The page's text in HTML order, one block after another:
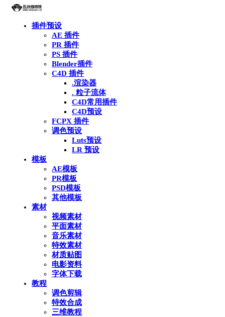
插件预设
AE 插件
PR 插件
PS 插件
Blender插件
C4D 插件
.渲染器
. 粒子流体
C4D常用插件
C4D预设
FCPX 插件
调色预设
Luts预设
LR 预设
模板
AE模板
PR模板
PSD模板
其他模板
素材
视频素材
平面素材
音乐素材
特效素材
材质贴图
电影资料
字体下载
教程
调色剪辑
特效合成
三维教程